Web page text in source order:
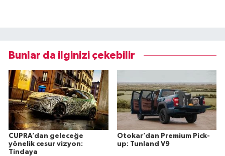
Bunlar da ilginizi çekebilir
CUPRA’dan geleceğe
yönelik cesur vizyon:
Tindaya
Otokar’dan Premium Pick-
up: Tunland V9